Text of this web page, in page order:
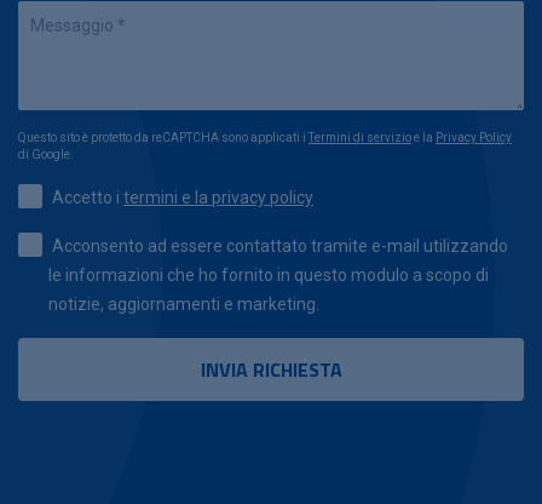
Questo sito è protetto da reCAPTCHA sono applicati i Termini di servizioe la Privacy Policy
di Google.
Accetto i termini e la privacy policy
Acconsento ad essere contattato tramite e-mail utilizzando
le informazioni che ho fornito in questo modulo a scopo di
notizie, aggiornamenti e marketing.